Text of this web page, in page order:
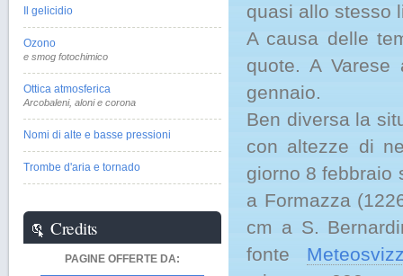
quasi allo stesso
A causa delle
quote. A
gennaio.
Ben diversa la
con altezze di
giorno 8 febbraio
a Formazza
cm a S.
fonte
Il gelicidio
Ozono
e smog fotochimico
Ottica atmosferica
Arcobaleni, aloni e corona
Nomi di alte e basse pressioni
Trombe d'aria e tornado
Credits
PAGINE OFFERTE DA: